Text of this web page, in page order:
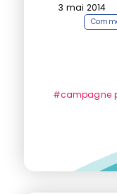
3 mai 2014
#campagne